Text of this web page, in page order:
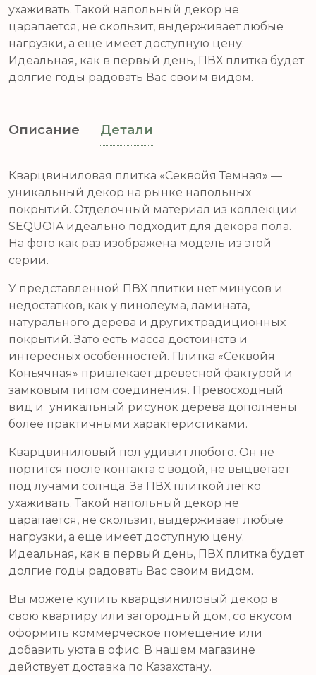
ухаживать. Такой напольный декор не
царапается, не скользит, выдерживает любые
нагрузки, а еще имеет доступную цену.
Идеальная, как в первый день, ПВХ плитка будет
долгие годы радовать Вас своим видом.
Описание Детали
Кварцвиниловая плитка «Секвойя Темная» —
уникальный декор на рынке напольных
покрытий. Отделочный материал из коллекции
SEQUOIA идеально подходит для декора пола.
На фото как раз изображена модель из этой
серии.
У представленной ПВХ плитки нет минусов и
недостатков, как у линолеума, ламината,
натурального дерева и других традиционных
покрытий. Зато есть масса достоинств и
интересных особенностей. Плитка «Секвойя
Коньячная» привлекает древесной фактурой и
замковым типом соединения. Превосходный
вид и уникальный рисунок дерева дополнены
более практичными характеристиками.
Кварцвиниловый пол удивит любого. Он не
портится после контакта с водой, не выцветает
под лучами солнца. За ПВХ плиткой легко
ухаживать. Такой напольный декор не
царапается, не скользит, выдерживает любые
нагрузки, а еще имеет доступную цену.
Идеальная, как в первый день, ПВХ плитка будет
долгие годы радовать Вас своим видом.
Вы можете купить кварцвиниловый декор в
свою квартиру или загородный дом, со вкусом
оформить коммерческое помещение или
добавить уюта в офис. В нашем магазине
действует доставка по Казахстану.